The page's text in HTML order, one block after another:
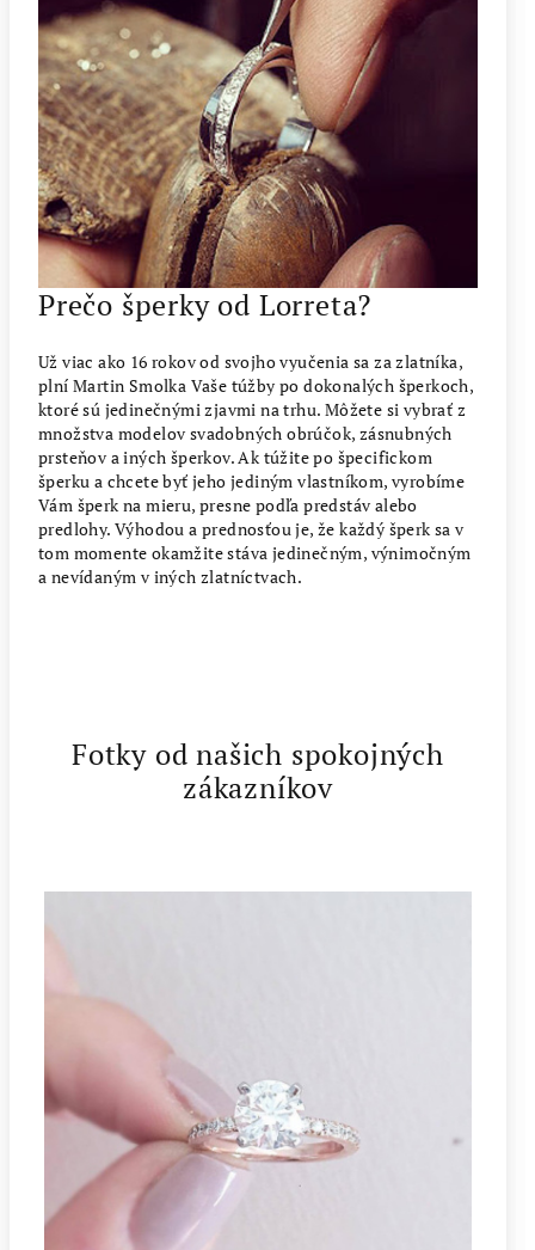
Prečo šperky od Lorreta?
Už viac ako 16 rokov od svojho vyučenia sa za zlatníka,
plní Martin Smolka Vaše túžby po dokonalých šperkoch,
ktoré sú jedinečnými zjavmi na trhu. Môžete si vybrať z
množstva modelov svadobných obrúčok, zásnubných
prsteňov a iných šperkov. Ak túžite po špecifickom
šperku a chcete byť jeho jediným vlastníkom, vyrobíme
Vám šperk na mieru, presne podľa predstáv alebo
predlohy. Výhodou a prednosťou je, že každý šperk sa v
tom momente okamžite stáva jedinečným, výnimočným
a nevídaným v iných zlatníctvach.
Fotky od našich spokojných
zákazníkov